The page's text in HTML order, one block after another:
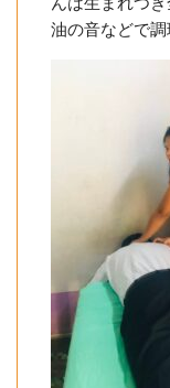
油の音などで調